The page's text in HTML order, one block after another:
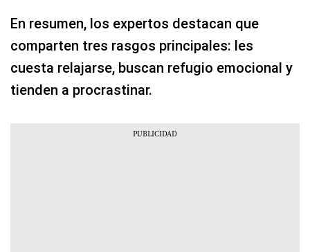
En resumen, los expertos destacan que
comparten tres rasgos principales: les
cuesta relajarse, buscan refugio emocional y
tienden a procrastinar.